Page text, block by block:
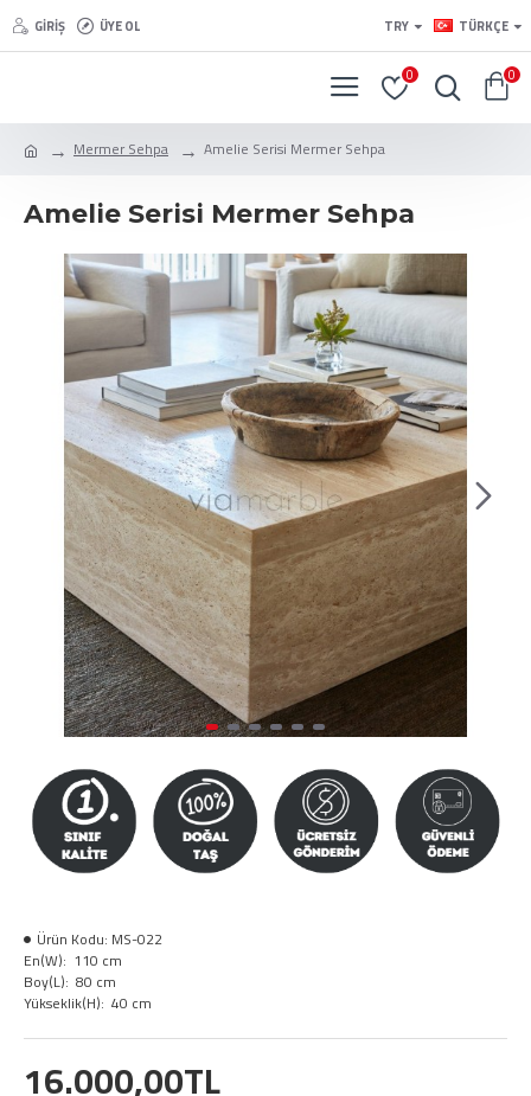
GIRIŞ ÜYE OL TRY TÜRKÇE
0 0
Mermer Sehpa Amelie Serisi Mermer Sehpa
Amelie Serisi Mermer Sehpa
16.000,00TL
Ürün Kodu: MS-022
En(W): 110 cm
Boy(L): 80 cm
Yükseklik(H): 40 cm